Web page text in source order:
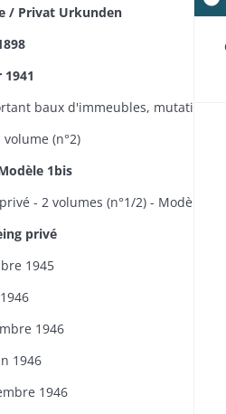
/ Privat Urkunden
(n°2)
1bis
privé
1945
1946
1946
1946